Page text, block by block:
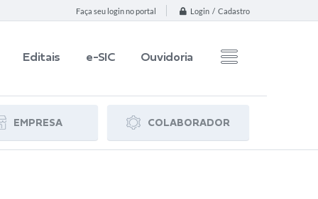
Faça seu login no portal Login / Cadastro
Editais e-SIC Ouvidoria
EMPRESA COLABORADOR